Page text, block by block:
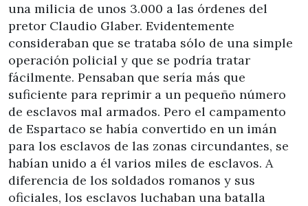
una milicia de unos 3.000 a las órdenes del
pretor Claudio Glaber. Evidentemente
consideraban que se trataba sólo de una simple
operación policial y que se podría tratar
fácilmente. Pensaban que sería más que
suficiente para reprimir a un pequeño número
de esclavos mal armados. Pero el campamento
de Espartaco se había convertido en un imán
para los esclavos de las zonas circundantes, se
habían unido a él varios miles de esclavos. A
diferencia de los soldados romanos y sus
oficiales, los esclavos luchaban una batalla